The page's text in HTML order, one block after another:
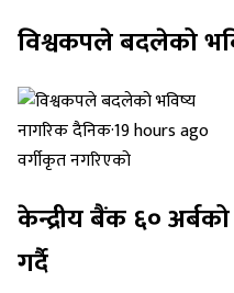
विश्वकपले बदलेको
नागरिक दैनिक·19 hours ago
वर्गीकृत नगरिएको
केन्द्रीय बैंक ६०
गर्दै